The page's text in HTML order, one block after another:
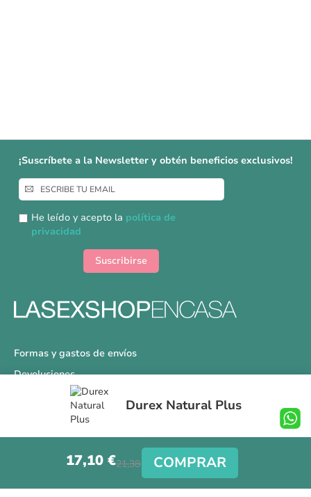
Durex Natural Plus
17,10 €21,38 € COMPRAR
¡Suscríbete a la Newsletter y obtén beneficios exclusivos!
Inscríbase
a
nuestro
boletín
He leído y acepto la política de
privacidad
Suscribirse
Formas y gastos de envíos
Devoluciones
Información Tallas
Protección a Compradores
Nuestra Tienda
Aviso Legal
Síguenos en nuestras redes sociales